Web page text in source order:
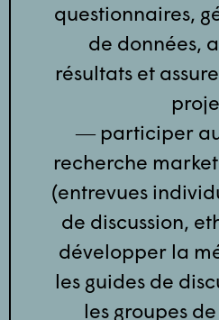
questionnaires,
de données,
résultats et
― participer
recherche
(entrevues
de discussion,
développer la
les guides de
les groupes